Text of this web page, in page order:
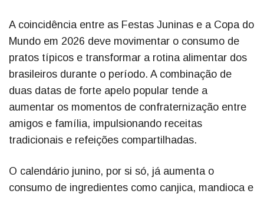
A coincidência entre as Festas Juninas e a Copa do
Mundo em 2026 deve movimentar o consumo de
pratos típicos e transformar a rotina alimentar dos
brasileiros durante o período. A combinação de
duas datas de forte apelo popular tende a
aumentar os momentos de confraternização entre
amigos e família, impulsionando receitas
tradicionais e refeições compartilhadas.
O calendário junino, por si só, já aumenta o
consumo de ingredientes como canjica, mandioca e